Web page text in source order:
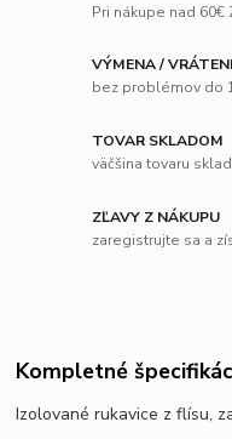
Pri nákupe nad 60€
VÝMENA /
bez problémov do
TOVAR SKLADOM
väčšina tovaru
ZĽAVY Z NÁKUPU
zaregistrujte sa a
Kompletné
Izolované rukavice z flísu,